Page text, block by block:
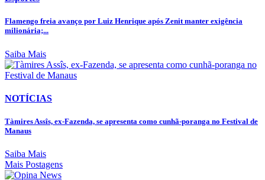
Flamengo freia avanço por Luiz Henrique após Zenit manter exigência
milionária;...
Saiba Mais
NOTÍCIAS
Tàmires Assîs, ex-Fazenda, se apresenta como cunhã-poranga no Festival de
Manaus
Saiba Mais
Mais Postagens